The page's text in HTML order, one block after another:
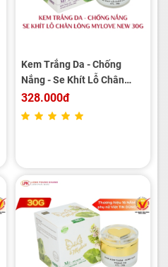
Kem Trắng Da - Chống
Nắng - Se Khít Lỗ Chân
Lông MYLOVE NEW 30g
328.000đ